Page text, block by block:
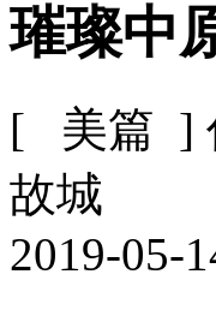
璀璨中
[ 美篇 ]
故城
2019-05-